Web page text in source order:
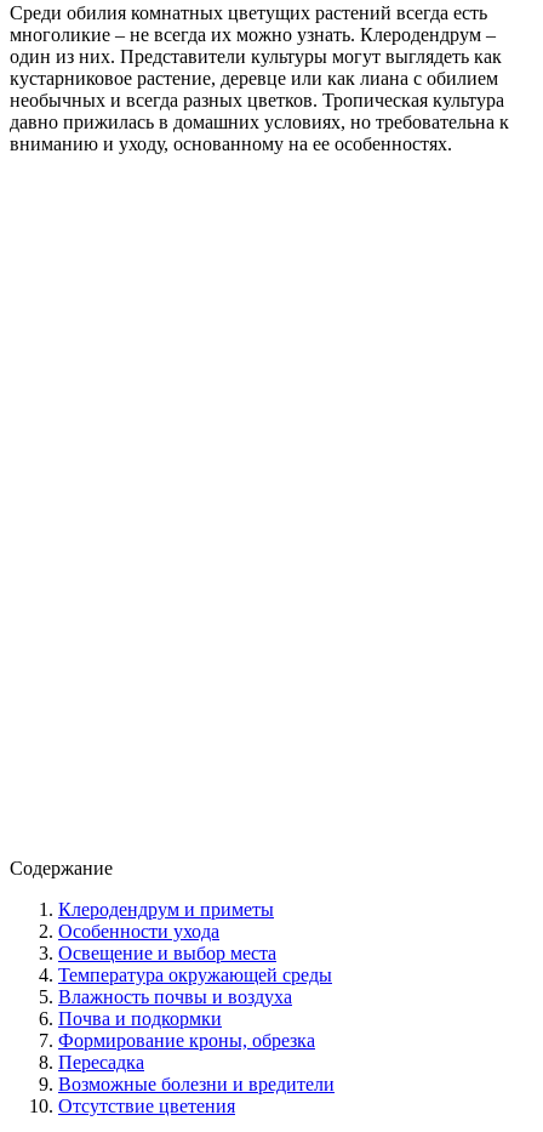
Среди обилия комнатных цветущих растений всегда есть
многоликие – не всегда их можно узнать. Клеродендрум –
один из них. Представители культуры могут выглядеть как
кустарниковое растение, деревце или как лиана с обилием
необычных и всегда разных цветков. Тропическая культура
давно прижилась в домашних условиях, но требовательна к
вниманию и уходу, основанному на ее особенностях.
Содержание
Клеродендрум и приметы
Особенности ухода
Освещение и выбор места
Температура окружающей среды
Влажность почвы и воздуха
Почва и подкормки
Формирование кроны, обрезка
Пересадка
Возможные болезни и вредители
Отсутствие цветения